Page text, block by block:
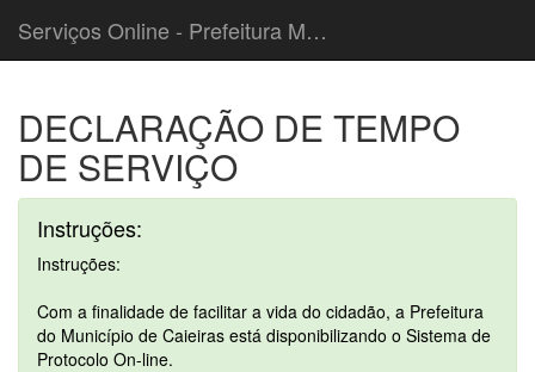
Serviços Online - Prefeitura Municipal de Caieiras
DECLARAÇÃO DE TEMPO
DE SERVIÇO
Instruções:
Instruções:
Com a finalidade de facilitar a vida do cidadão, a Prefeitura
do Município de Caieiras está disponibilizando o Sistema de
Protocolo On-line.